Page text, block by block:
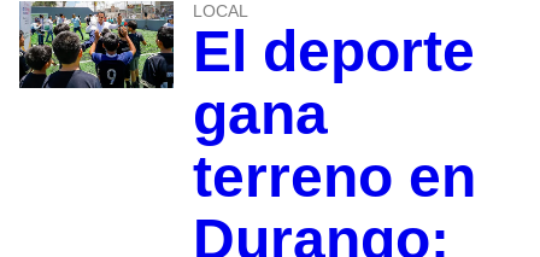
LOCAL
El deporte
gana
terreno en
Durango: